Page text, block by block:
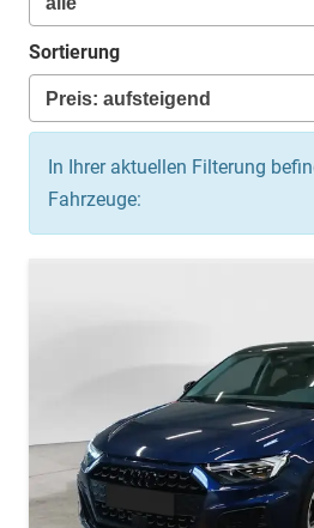
Sortierung
In Ihrer aktuellen Filterung
Fahrzeuge: